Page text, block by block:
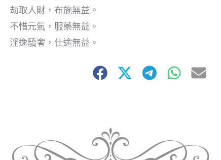
劫取人財，布施無益。
不惜元氣，服藥無益。
淫逸驕奢，仕途無益。